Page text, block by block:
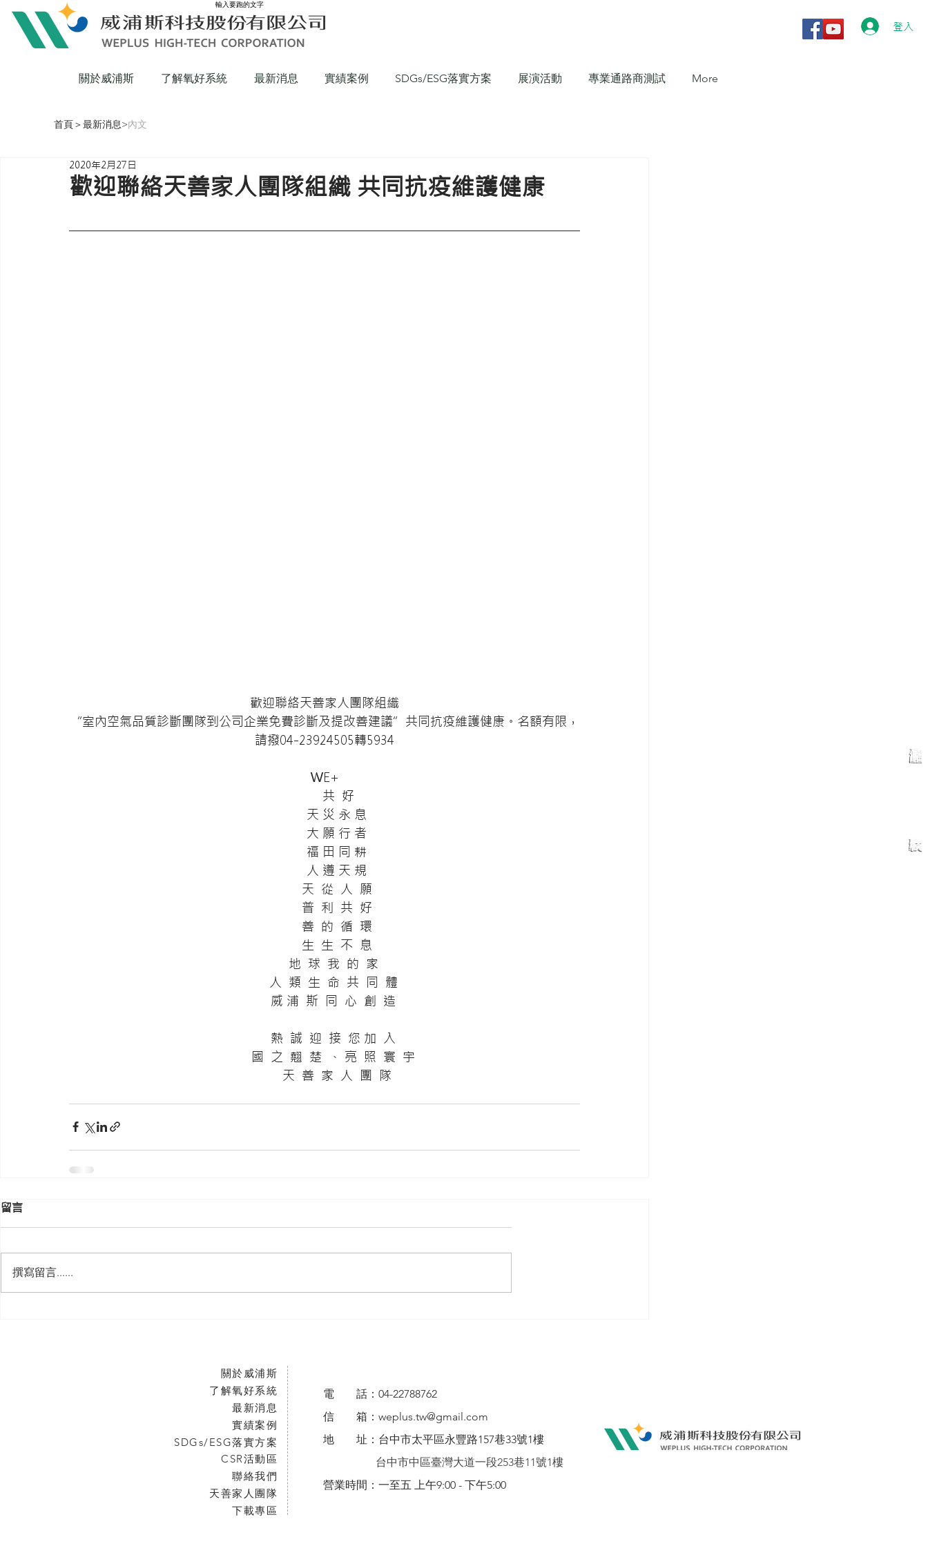
輸入要跑的文字
關於威浦斯 了解氧好系統 最新消息 實績案例 SDGs/ESG落實方案 展演活動 專業通路商測試 More
登入
首頁＞最新消息>內文
歡迎聯絡天善家人團隊組織 共同抗疫維護健康
2020年2月27日
歡迎聯絡天善家人團隊組織
“室內空氣品質診斷團隊到公司企業免費診斷及提改善建議”共同抗疫維護健康。名額有限，
請撥04-23924505轉5934
WE+
        共  好
       天 災 永 息
       大 願 行 者
       福 田 同 耕
       人 遵 天 規
       天  從  人  願
       普  利  共  好
       善  的  循  環
       生  生  不  息
     地  球  我  的  家
     人  類  生  命  共  同  體
     威 浦  斯  同  心  創  造
     熱  誠  迎  接  您 加  入
     國  之  翹  楚  、 亮  照  寰  宇
       天  善  家  人  團  隊
留言
撰寫留言......
關於威浦斯
了解氧好系統
最新消息
實績案例
SDGs/ESG落實方案
CSR活動區
聯絡我們
天善家人團隊
下載專區
電 話：04-22788762
信 箱： weplus.tw@gmail.com
地 址： 台中市太平區永豐路157巷33號1樓
台中市中區臺灣大道一段253巷11號1樓
營業時間：一至五 上午9:00 - 下午5:00